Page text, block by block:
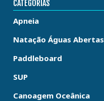
CATEGORIAS
Apneia
Natação Águas Abertas
Paddleboard
SUP
Canoagem Oceânica